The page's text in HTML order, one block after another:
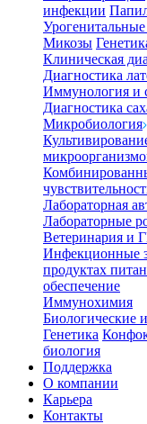
инфекции
Микозы
Клиническая
Диагностика
Иммунология и
Диагностика
Микробиология
Лабораторная
Лабораторные
Ветеринария и
Инфекционные
продуктах
обеспечение
Иммунохимия
Биологические
Генетика
биология
Поддержка
О компании
Карьера
Контакты